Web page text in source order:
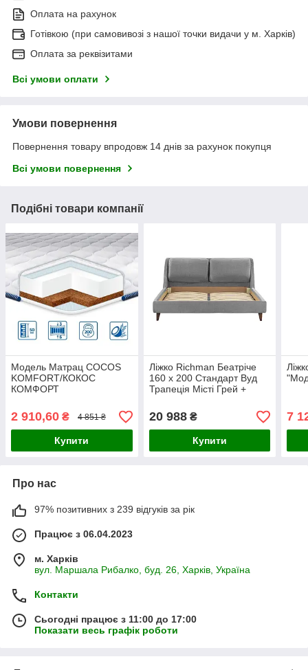
Оплата на рахунок
Готівкою (при самовивозі з нашої точки видачи у м. Харків)
Оплата за реквізитами
Всі умови оплати
Умови повернення
Повернення товару впродовж 14 днів за рахунок покупця
Всі умови повернення
Подібні товари компанії
Модель Матрац COCOS
KOMFORT/КОКОС
КОМФОРТ
2 910,60 ₴ 4 851 ₴
Купити
Ліжко Richman Беатріче
160 х 200 Стандарт Вуд
Трапеція Місті Грей +
20 988₴
Купити
7
Про нас
97% позитивних з 239 відгуків за рік
Працює з 06.04.2023
м. Харків
вул. Маршала Рибалко, буд. 26, Харків, Україна
Контакти
Сьогодні працює з 11:00 до 17:00
Показати весь графік роботи